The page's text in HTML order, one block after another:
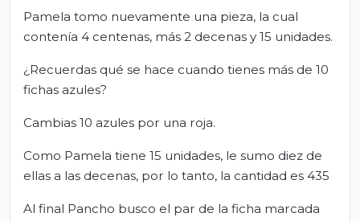
Pamela tomo nuevamente una pieza, la cual
contenía 4 centenas, más 2 decenas y 15 unidades.
¿Recuerdas qué se hace cuando tienes más de 10
fichas azules?
Cambias 10 azules por una roja.
Como Pamela tiene 15 unidades, le sumo diez de
ellas a las decenas, por lo tanto, la cantidad es 435
Al final Pancho busco el par de la ficha marcada